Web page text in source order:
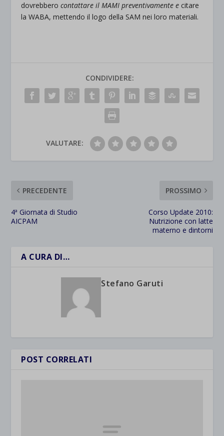
dovrebberocontattare il MAMI preventivamente e citare
la WABA, mettendo il logo della SAM nei loro materiali.
CONDIVIDERE:
VALUTARE:
PRECEDENTE
4ª Giornata di Studio
AICPAM
PROSSIMO
Corso Update 2010:
Nutrizione con latte
materno e dintorni
A CURA DI…
Stefano Garuti
POST CORRELATI